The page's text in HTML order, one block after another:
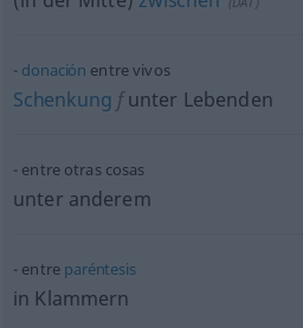
donación entre vivos
Schenkung funter Lebenden
entre otras cosas
unter anderem
entre paréntesis
in Klammern